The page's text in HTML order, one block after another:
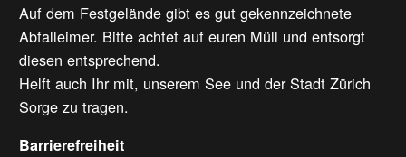
Auf dem Festgelände gibt es gut gekennzeichnete
Abfalleimer. Bitte achtet auf euren Müll und entsorgt
diesen entsprechend.
Helft auch Ihr mit, unserem See und der Stadt Zürich
Sorge zu tragen.
Barrierefreiheit